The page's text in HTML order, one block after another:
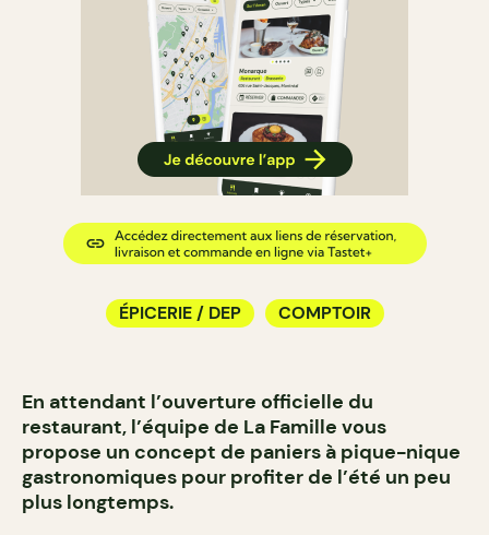
ÉPICERIE / DEP COMPTOIR
En attendant l’ouverture officielle du
restaurant, l’équipe de La Famille vous
propose un concept de paniers à pique-nique
gastronomiques pour profiter de l’été un peu
plus longtemps.